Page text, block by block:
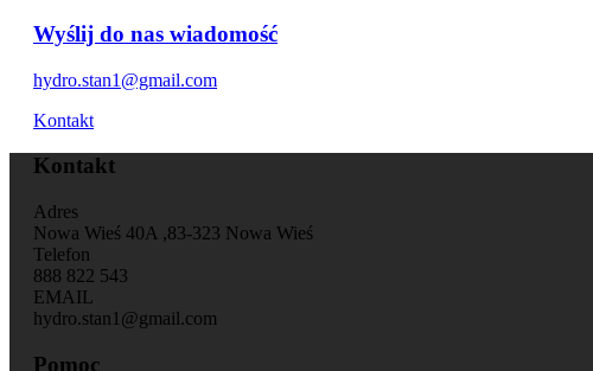
Wyślij do nas wiadomość
hydro.stan1@gmail.com
Kontakt
Kontakt
Adres
Nowa Wieś 40A ,83-323 Nowa Wieś
Telefon
888 822 543
EMAIL
hydro.stan1@gmail.com
Pomoc